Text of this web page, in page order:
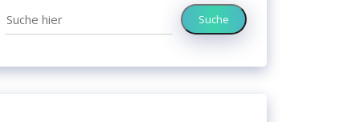
Suche